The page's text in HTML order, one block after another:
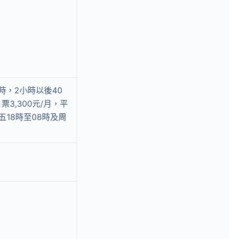
，2小時以後40
3,300元/月，平
18時至08時及周